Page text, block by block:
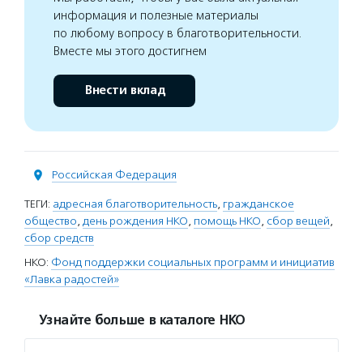
информация и полезные материалы
по любому вопросу в благотворительности.
Вместе мы этого достигнем
Внести вклад
Российская Федерация
ТЕГИ: адресная благотворительность, гражданское
общество, день рождения НКО, помощь НКО, сбор вещей,
сбор средств
НКО: Фонд поддержки социальных программ и инициатив
«Лавка радостей»
Узнайте больше в каталоге НКО